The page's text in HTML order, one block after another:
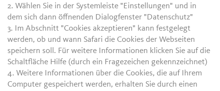
2. Wählen Sie in der Systemleiste "Einstellungen" und in
dem sich dann öffnenden Dialogfenster "Datenschutz"
3. Im Abschnitt "Cookies akzeptieren" kann festgelegt
werden, ob und wann Safari die Cookies der Webseiten
speichern soll. Für weitere Informationen klicken Sie auf die
Schaltfläche Hilfe (durch ein Fragezeichen gekennzeichnet)
4. Weitere Informationen über die Cookies, die auf Ihrem
Computer gespeichert werden, erhalten Sie durch einen